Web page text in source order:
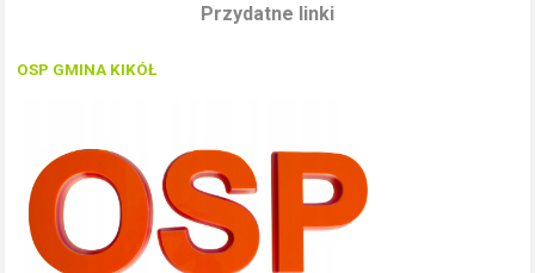
Przydatne linki
OSP GMINA KIKÓŁ